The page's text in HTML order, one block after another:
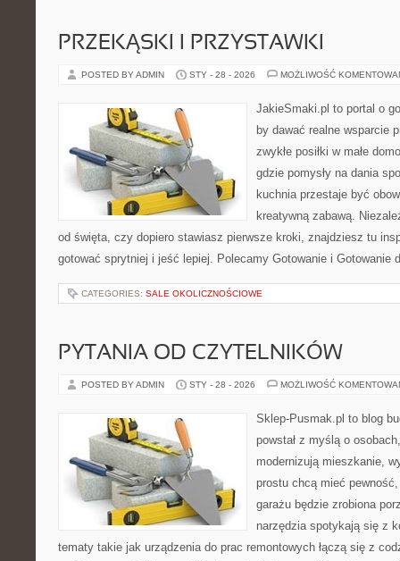
PRZEKĄSKI I PRZYSTAWKI
POSTED BY ADMIN STY - 28 - 2026 MOŻLIWOŚĆ
JakieSmaki.pl to portal o
by dawać realne wsparcie
zwykłe posiłki w małe
gdzie pomysły na dania
kuchnia przestaje być
kreatywną zabawą.
od święta, czy dopiero stawiasz pierwsze kroki, znajdziesz tu
gotować sprytniej i jeść lepiej. Polecamy Gotowanie i Gotowanie
CATEGORIES: SALE OKOLICZNOŚCIOWE
PYTANIA OD CZYTELNIKÓW
POSTED BY ADMIN STY - 28 - 2026 MOŻLIWOŚĆ
Sklep-Pusmak.pl to blog
powstał z myślą o
modernizują mieszkanie,
prostu chcą mieć
garażu będzie zrobiona
narzędzia spotykają się z
tematy takie jak urządzenia do prac remontowych łączą się z